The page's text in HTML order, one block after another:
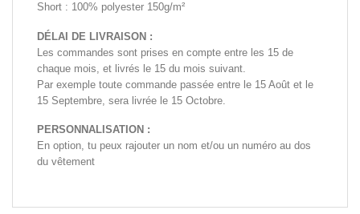
Short : 100% polyester 150g/m²
DÉLAI DE LIVRAISON :
Les commandes sont prises en compte entre les 15 de
chaque mois, et livrés le 15 du mois suivant.
Par exemple toute commande passée entre le 15 Août et le
15 Septembre, sera livrée le 15 Octobre.
PERSONNALISATION :
En option, tu peux rajouter un nom et/ou un numéro au dos
du vêtement